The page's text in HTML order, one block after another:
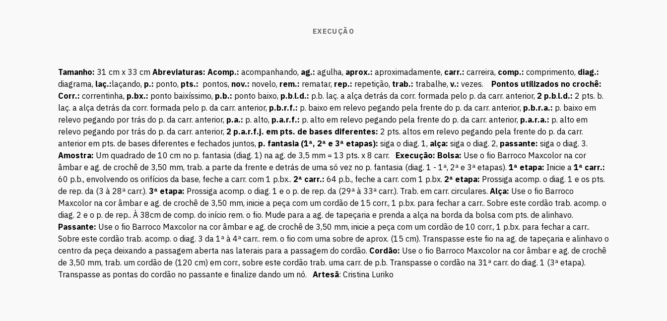
EXECUÇÃO
Tamanho: 31 cm x 33 cm Abreviaturas: Acomp.: acompanhando, ag.: agulha, aprox.: aproximadamente, carr.: carreira, comp.: comprimento, diag.:
diagrama, laç.:laçando, p.: ponto, pts.: pontos, nov.: novelo, rem.: rematar, rep.: repetição, trab.: trabalhe, v.: vezes.
Pontos utilizados no crochê:
Corr.: correntinha, p.bx.: ponto baixíssimo, p.b.: ponto baixo, p.b.l.d.: p.b. laç. a alça detrás da corr. formada pelo p. da carr. anterior, 2 p.b.l.d.: 2 pts. b.
laç. a alça detrás da corr. formada pelo p. da carr. anterior, p.b.r.f.: p. baixo em relevo pegando pela frente do p. da carr. anterior, p.b.r.a.: p. baixo em
relevo pegando por trás do p. da carr. anterior, p.a.: p. alto, p.a.r.f.: p. alto em relevo pegando pela frente do p. da carr. anterior, p.a.r.a.: p. alto em
relevo pegando por trás do p. da carr. anterior, 2 p.a.r.f.j. em pts. de bases diferentes: 2 pts. altos em relevo pegando pela frente do p. da carr.
anterior em pts. de bases diferentes e fechados juntos, p. fantasia (1ª, 2ª e 3ª etapas): siga o diag. 1, alça: siga o diag. 2, passante: siga o diag. 3.
Amostra: Um quadrado de 10 cm no p. fantasia (diag. 1) na ag. de 3,5 mm = 13 pts. x 8 carr. Execução: Bolsa: Use o fio Barroco Maxcolor na cor
âmbar e ag. de crochê de 3,50 mm, trab. a parte da frente e detrás de uma só vez no p. fantasia (diag. 1 - 1ª, 2ª e 3ª etapas). 1ª etapa: Inicie a 1ª carr.:
60 p.b., envolvendo os orifícios da base, feche a carr. com 1 p.bx.. 2ª carr.: 64 p.b., feche a carr. com 1 p.bx. 2ª etapa: Prossiga acomp. o diag. 1 e os pts.
de rep. da (3 à 28ª carr.). 3ª etapa: Prossiga acomp. o diag. 1 e o p. de rep. da (29ª à 33ª carr.). Trab. em carr. circulares. Alça: Use o fio Barroco
Maxcolor na cor âmbar e ag. de crochê de 3,50 mm, inicie a peça com um cordão de 15 corr., 1 p.bx. para fechar a carr.. Sobre este cordão trab. acomp. o
diag. 2 e o p. de rep.. À 38cm de comp. do início rem. o fio. Mude para a ag. de tapeçaria e prenda a alça na borda da bolsa com pts. de alinhavo.
Passante: Use o fio Barroco Maxcolor na cor âmbar e ag. de crochê de 3,50 mm, inicie a peça com um cordão de 10 corr., 1 p.bx. para fechar a carr..
Sobre este cordão trab. acomp. o diag. 3 da 1ª à 4ª carr.. rem. o fio com uma sobre de aprox. (15 cm). Transpasse este fio na ag. de tapeçaria e alinhavo o
centro da peça deixando a passagem aberta nas laterais para a passagem do cordão. Cordão: Use o fio Barroco Maxcolor na cor âmbar e ag. de crochê
de 3,50 mm, trab. um cordão de (120 cm) em corr., sobre este cordão trab. uma carr. de p.b. Transpasse o cordão na 31ª carr. do diag. 1 (3ª etapa).
Transpasse as pontas do cordão no passante e finalize dando um nó. Artesã: Cristina Luriko